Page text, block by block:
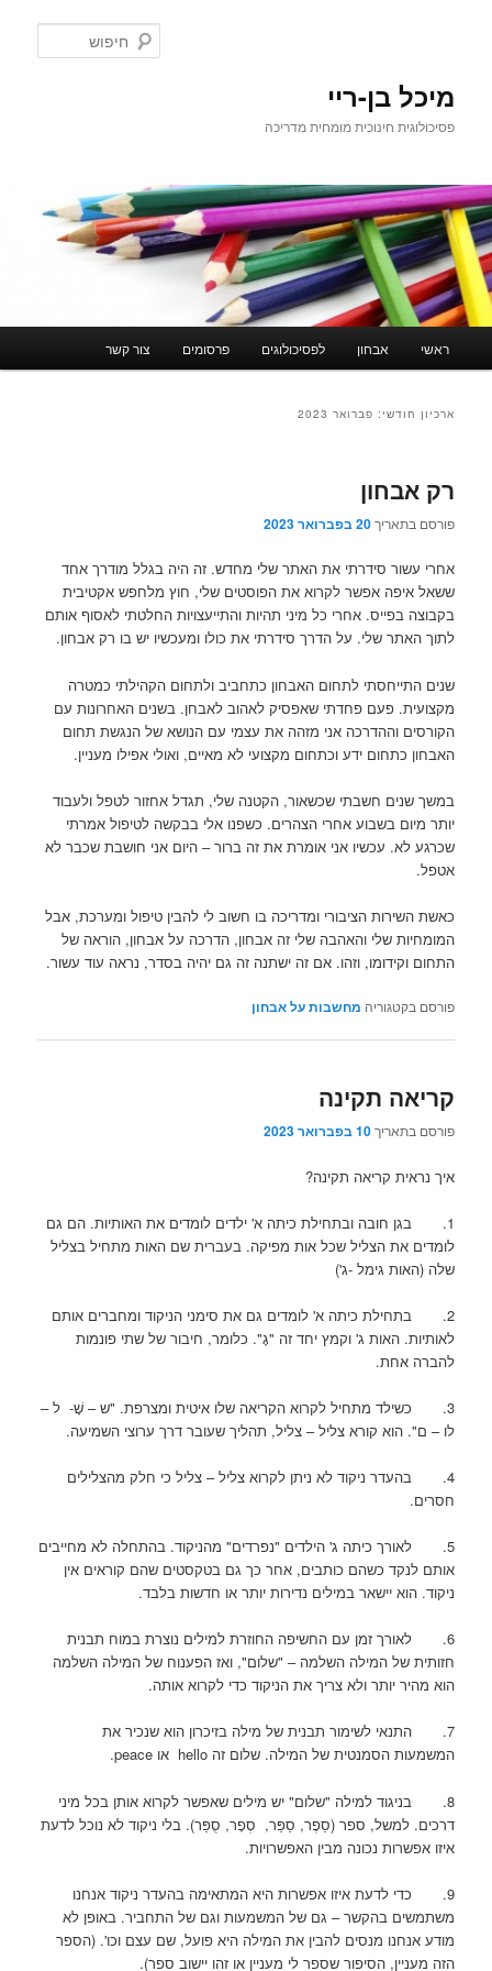
מיכל בן-ריי
פסיכולוגית חינוכית מומחית מדריכה
ראשי אבחון לפסיכולוגים פרסומים צור קשר
ארכיון חודשי: פברואר 2023
רק אבחון
פורסם בתאריך20 בפברואר 2023
אחרי עשור סידרתי את האתר שלי מחדש. זה היה בגלל מודרך אחד
ששאל איפה אפשר לקרוא את הפוסטים שלי, חוץ מלחפש אקטיבית
בקבוצה בפייס. אחרי כל מיני תהיות והתייעצויות החלטתי לאסוף אותם
לתוך האתר שלי. על הדרך סידרתי את כולו ומעכשיו יש בו רק אבחון.
שנים התייחסתי לתחום האבחון כתחביב ולתחום הקהילתי כמטרה
מקצועית. פעם פחדתי שאפסיק לאהוב לאבחן. בשנים האחרונות עם
הקורסים וההדרכה אני מזהה את עצמי עם הנושא של הנגשת תחום
האבחון כתחום ידע וכתחום מקצועי לא מאיים, ואולי אפילו מעניין.
במשך שנים חשבתי שכשאור, הקטנה שלי, תגדל אחזור לטפל ולעבוד
יותר מיום בשבוע אחרי הצהרים. כשפנו אלי בבקשה לטיפול אמרתי
שכרגע לא. עכשיו אני אומרת את זה ברור – היום אני חושבת שכבר לא
אטפל.
כאשת השירות הציבורי ומדריכה בו חשוב לי להבין טיפול ומערכת, אבל
המומחיות שלי והאהבה שלי זה אבחון, הדרכה על אבחון, הוראה של
התחום וקידומו, וזהו. אם זה ישתנה זה גם יהיה בסדר, נראה עוד עשור.
פורסם בקטגוריה מחשבות על אבחון
קריאה תקינה
פורסם בתאריך10 בפברואר 2023
איך נראית קריאה תקינה?
1. בגן חובה ובתחילת כיתה א' ילדים לומדים את האותיות. הם גם
לומדים את הצליל שכל אות מפיקה. בעברית שם האות מתחיל בצליל
שלה (האות גימל -ג')
2. בתחילת כיתה א' לומדים גם את סימני הניקוד ומחברים אותם
לאותיות. האות ג' וקמץ יחד זה "גָ". כלומר, חיבור של שתי פונמות
להברה אחת.
3. כשילד מתחיל לקרוא הקריאה שלו איטית ומצרפת. "ש – שָׁ- ל –
לו – ם". הוא קורא צליל – צליל, תהליך שעובר דרך ערוצי השמיעה.
4. בהעדר ניקוד לא ניתן לקרוא צליל – צליל כי חלק מהצלילים
חסרים.
5. לאורך כיתה ג' הילדים "נפרדים" מהניקוד. בהתחלה לא מחייבים
אותם לנקד כשהם כותבים, אחר כך גם בטקסטים שהם קוראים אין
ניקוד. הוא יישאר במילים נדירות יותר או חדשות בלבד.
6. לאורך זמן עם החשיפה החוזרת למילים נוצרת במוח תבנית
חזותית של המילה השלמה – "שלום", ואז הפענוח של המילה השלמה
הוא מהיר יותר ולא צריך את הניקוד כדי לקרוא אותה.
7. התנאי לשימור תבנית של מילה בזיכרון הוא שנכיר את
המשמעות הסמנטית של המילה. שלום זה hello או peace.
8. בניגוד למילה "שלום" יש מילים שאפשר לקרוא אותן בכל מיני
דרכים. למשל, ספר (סֵפֶר, סַפֵּר, סְפָר, סֻפַּר). בלי ניקוד לא נוכל לדעת
איזו אפשרות נכונה מבין האפשרויות.
9. כדי לדעת איזו אפשרות היא המתאימה בהעדר ניקוד אנחנו
משתמשים בהקשר – גם של המשמעות וגם של התחביר. באופן לא
מודע אנחנו מנסים להבין את המילה היא פועל, שם עצם וכו'. (הספר
הזה מעניין, הסיפור שספר לי מעניין או זהו יישוב ספר).